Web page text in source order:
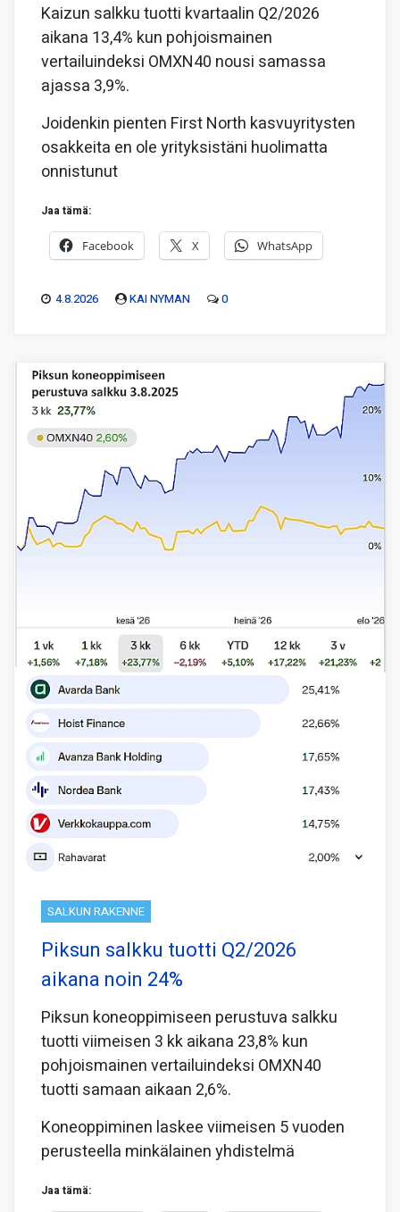
Kaizun salkku tuotti kvartaalin Q2/2026
aikana 13,4% kun pohjoismainen
vertailuindeksi OMXN40 nousi samassa
ajassa 3,9%.
Joidenkin pienten First North kasvuyritysten
osakkeita en ole yrityksistäni huolimatta
onnistunut
Jaa tämä:
Facebook X WhatsApp
4.8.2026 KAI NYMAN 0
SALKUN RAKENNE
Piksun salkku tuotti Q2/2026
aikana noin 24%
Piksun koneoppimiseen perustuva salkku
tuotti viimeisen 3 kk aikana 23,8% kun
pohjoismainen vertailuindeksi OMXN40
tuotti samaan aikaan 2,6%.
Koneoppiminen laskee viimeisen 5 vuoden
perusteella minkälainen yhdistelmä
Jaa tämä: